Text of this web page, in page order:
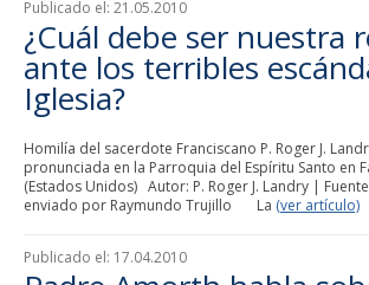
Publicado el: 21.05.2010
¿Cuál debe ser nuestra
ante los terribles
Iglesia?
Homilía del sacerdote Franciscano P. Roger J.
pronunciada en la Parroquia del Espíritu Santo en
(Estados Unidos) Autor: P. Roger J. Landry |
enviado por Raymundo Trujillo La (ver artículo)
Publicado el: 17.04.2010